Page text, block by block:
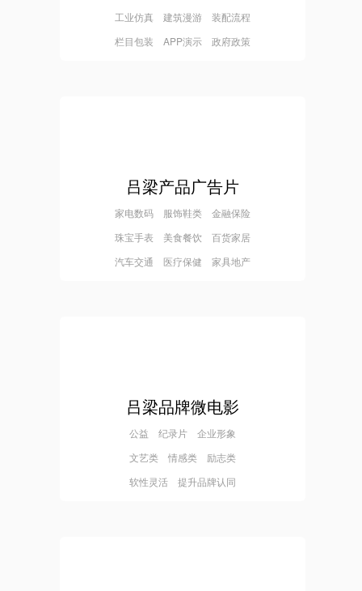
工业仿真 建筑漫游 装配流程
栏目包装 APP演示 政府政策
吕梁产品广告片
家电数码 服饰鞋类 金融保险
珠宝手表 美食餐饮 百货家居
汽车交通 医疗保健 家具地产
吕梁品牌微电影
公益 纪录片 企业形象
文艺类 情感类 励志类
软性灵活 提升品牌认同